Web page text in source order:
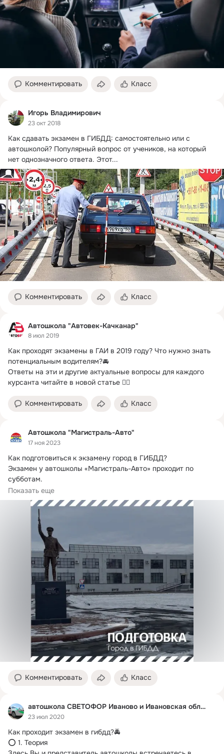
Комментировать Класс
Игорь Владимирович
23 окт 2018
Как сдавать экзамен в ГИБДД: самостоятельно или с
автошколой? Популярный вопрос от учеников, на который
нет однозначного ответа. Этот...
Комментировать Класс
Автошкола "Автовек-Качканар"
8 июл 2019
Как проходят экзамены в ГАИ в 2019 году? Что нужно знать
потенциальным водителям?🚘
Ответы на эти и другие актуальные вопросы для каждого
курсанта читайте в новой статье 👇🏻
Комментировать Класс
Автошкола "Магистраль-Авто"
17 ноя 2023
Как подготовиться к экзамену город в ГИБДД?
Экзамен у автошколы «Магистраль-Авто» проходит по
субботам.
Необходимо заранее записаться...
Показать еще
Комментировать Класс
автошкола СВЕТОФОР Иваново и Ивановская область
23 июл 2020
Как проходит экзамен в гибдд?🚔
⭕ 1. Теория